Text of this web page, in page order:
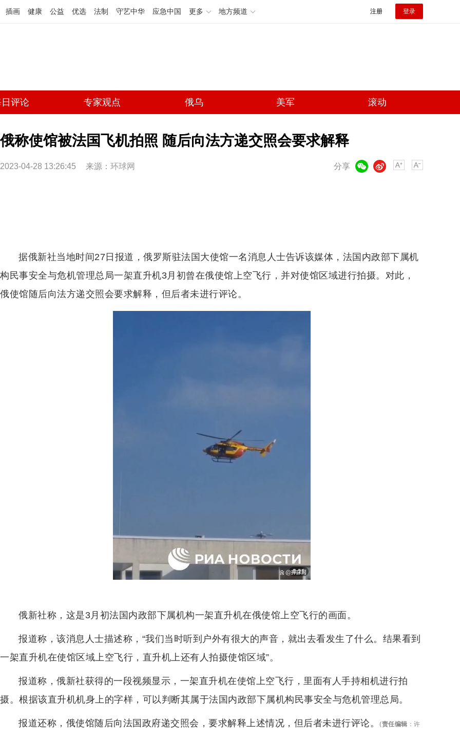
插画 健康 公益 优选 法制 守艺中华 应急中国 更多 地方频道 注册 登录
评论 专家观点 俄乌 美军 滚动
俄称使馆被法国飞机拍照 随后向法方递交照会要求解释
2023-04-28 13:26:45 来源： 环球网 分享
微博
据俄新社当地时间27日报道，俄罗斯驻法国大使馆一名消息人士告诉该媒体，法国内政部下属机
构民事安全与危机管理总局一架直升机3月初曾在俄使馆上空飞行，并对使馆区域进行拍摄。对此，
俄使馆随后向法方递交照会要求解释，但后者未进行评论。
俄新社称，这是3月初法国内政部下属机构一架直升机在俄使馆上空飞行的画面。
报道称，该消息人士描述称，“我们当时听到户外有很大的声音，就出去看发生了什么。结果看到
一架直升机在使馆区域上空飞行，直升机上还有人拍摄使馆区域”。
报道称，俄新社获得的一段视频显示，一架直升机在使馆上空飞行，里面有人手持相机进行拍
摄。根据该直升机机身上的字样，可以判断其属于法国内政部下属机构民事安全与危机管理总局。
报道还称，俄使馆随后向法国政府递交照会，要求解释上述情况，但后者未进行评论。 (责任编辑 ： 许